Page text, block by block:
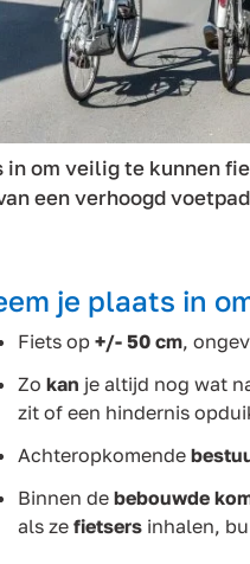
in om veilig te kunnen
een verhoogd
je plaats in
Fiets op +/- 50 cm,
Zo kan je altijd nog wat
zit of een hindernis
Achteropkomende
Binnen de bebouwde
als ze fietsers inhalen,